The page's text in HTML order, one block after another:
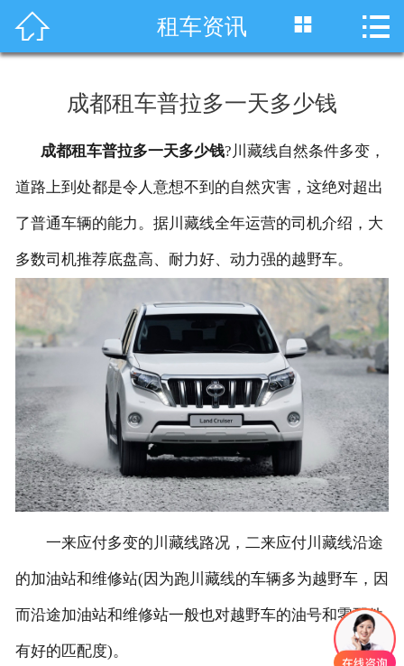
 首页
川藏线租车
服务项目
租车资讯
租车价格
成功案例
关于我们
联系我们
 租车资讯  
成都租车普拉多一天多少钱
成都租车普拉多一天多少钱?川藏线自然条件多变，
道路上到处都是令人意想不到的自然灾害，这绝对超出
了普通车辆的能力。据川藏线全年运营的司机介绍，大
多数司机推荐底盘高、耐力好、动力强的越野车。
一来应付多变的川藏线路况，二来应付川藏线沿途
的加油站和维修站(因为跑川藏线的车辆多为越野车，因
而沿途加油站和维修站一般也对越野车的油号和零配件
有好的匹配度)。